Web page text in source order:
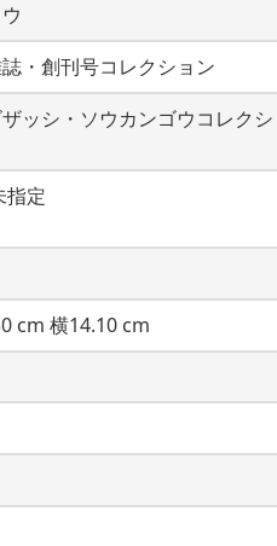
・創刊号コレクション
ッシ・ソウカンゴウコレク
指定
cm 横14.10 cm